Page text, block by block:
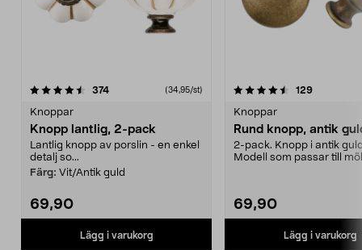
374recensioner (34,95/st)
Knoppar
Knopp lantlig, 2-pack
Lantlig knopp av porslin - en enkel
detalj so...
Färg: Vit/Antik guld
69,90
Lägg i varukorg
4.5 av 5 stjärnor 129
Knoppar
Rund knopp, antik
2-pack. Knopp i antik
Modell som passar till
69,90
Lägg i varukorg
4.5 av 5 stjärnor